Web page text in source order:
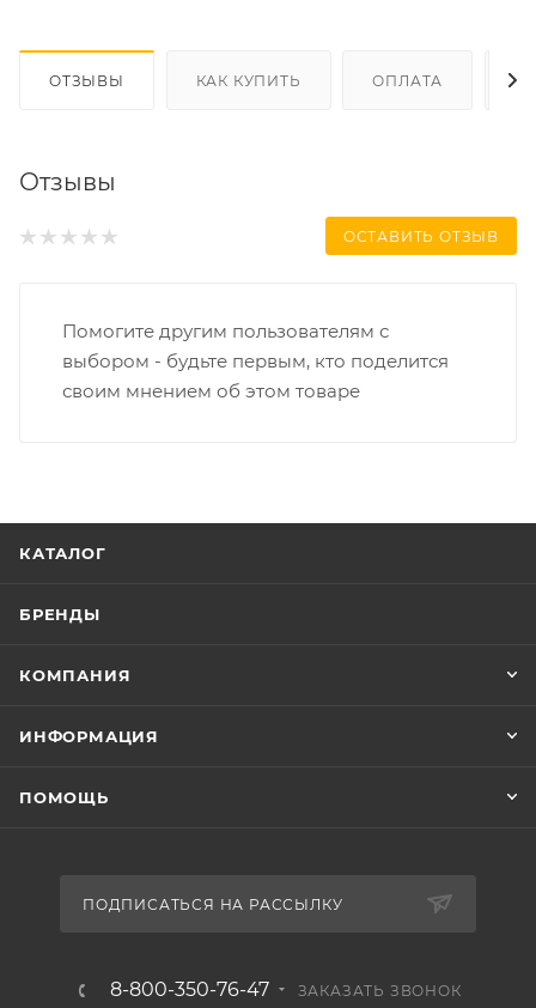
ОТЗЫВЫ КАК КУПИТЬ ОПЛАТА
Отзывы
ОСТАВИТЬ ОТЗЫВ
Помогите другим пользователям с
выбором - будьте первым, кто поделится
своим мнением об этом товаре
КАТАЛОГ
БРЕНДЫ
КОМПАНИЯ
ИНФОРМАЦИЯ
ПОМОЩЬ
ПОДПИСАТЬСЯ НА РАССЫЛКУ
8-800-350-76-47 ЗАКАЗАТЬ ЗВОНОК